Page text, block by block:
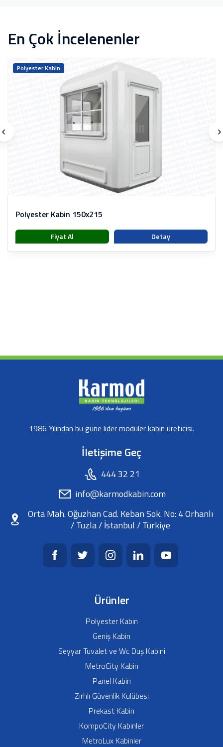
En Çok İncelenenler
Polyester Kabin
Polyester Kabin 150x215
Fiyat Al Detay
1986 Yılından bu güne lider modüler kabin üreticisi.
İletişime Geç
444 32 21
info@karmodkabin.com
Orta Mah. Oğuzhan Cad. Keban Sok. No: 4 Orhanlı
/ Tuzla / İstanbul / Türkiye
Ürünler
Polyester Kabin
Geniş Kabin
Seyyar Tuvalet ve Wc Duş Kabini
MetroCity Kabin
Panel Kabin
Zırhlı Güvenlik Kulübesi
Prekast Kabin
KompoCity Kabinler
MetroLux Kabinler